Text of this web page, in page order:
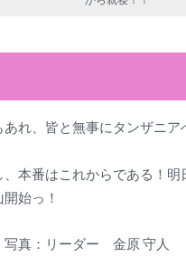
れ、皆と無事にタンザニア
、本番はこれからである！明
始っ！
写真：リーダー 金原 守人